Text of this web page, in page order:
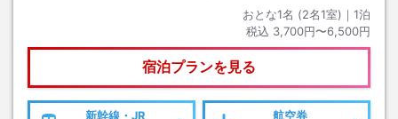
おとな1名 (2名1室)｜ 1泊
税込 3,700円〜6,500円
宿泊プランを見る
新幹線・JR 航空券